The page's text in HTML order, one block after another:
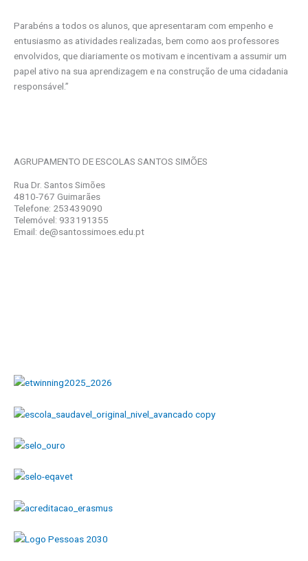
Parabéns a todos os alunos, que apresentaram com empenho e
entusiasmo as atividades realizadas, bem como aos professores
envolvidos, que diariamente os motivam e incentivam a assumir um
papel ativo na sua aprendizagem e na construção de uma cidadania
responsável.”
AGRUPAMENTO DE ESCOLAS SANTOS SIMÕES
Rua Dr. Santos Simões
4810-767 Guimarães
Telefone: 253439090
Telemóvel: 933191355
Email: de@santossimoes.edu.pt